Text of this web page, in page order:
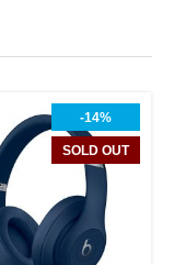
-14%
SOLD OUT